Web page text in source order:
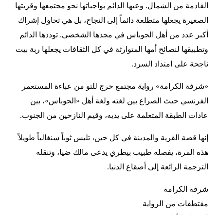
القادمة من الشمال. وعيها الدائم بواجباتها نحو مجتمعها وقريتها
الصغيرة يجعلها متطلعة دائماً إلى النجاح، بل هي تحاول إشراك
أكبر عدد من أهل الجوباس في مجدها الشخصي. توددها الدائم
وتطبيقها لنصائح أمها المتوارثة في كل الثقافات يجعلها ربة بيت
ناجحة على امتداد السرد.
«شرفة الكرامة» رواية مجتمع خرج للتو من عباءة المستعمر
الفرنسي حيث الصراع بين لغته ولغة أهل «الجوباس»، بين
عادات الطبقة المتعلمة على يديه، وقيم النازحين من الجنوب.
إنها قصة القرية والمدينة في كل حين، تلبس ثوباً سنغالياً طويلاً
هذه المرة، يفصله طبيب بيطري يدعى مالك ضيا، وتنقله
الترجمة الرائعة إلى أصقاع الدنيا.
شرفة الكرامة
مقتطفات من الرواية